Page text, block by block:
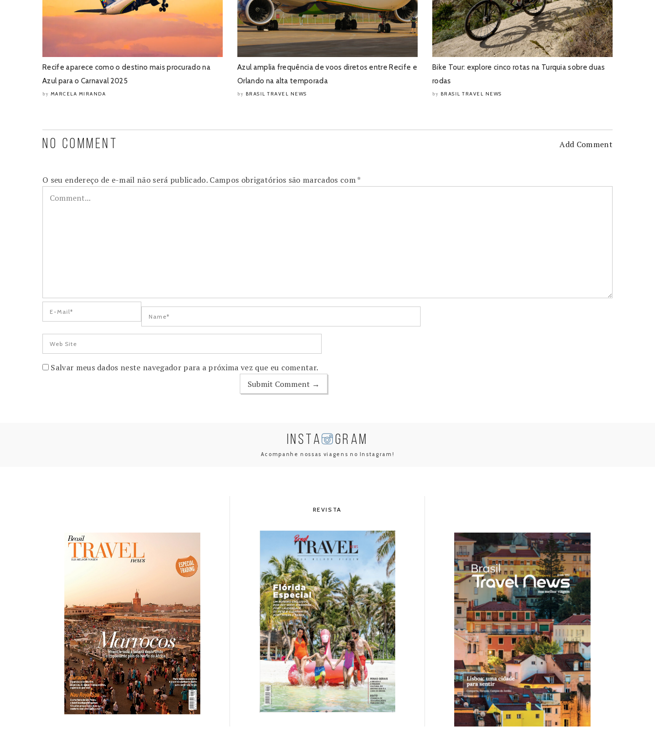
Recife aparece como o destino mais procurado na
Azul para o Carnaval 2025
by MARCELA MIRANDA
Azul amplia frequência de voos diretos entre Recife e
Orlando na alta temporada
by BRASIL TRAVEL NEWS
Bike Tour: explore cinco rotas na Turquia sobre duas
rodas
by BRASIL TRAVEL NEWS
NO COMMENT Add Comment
O seu endereço de e-mail não será publicado. Campos obrigatórios são marcados com*
Salvar meus dados neste navegador para a próxima vez que eu comentar.
INSTA GRAM
Acompanhe nossas viagens no Instagram!
REVISTA